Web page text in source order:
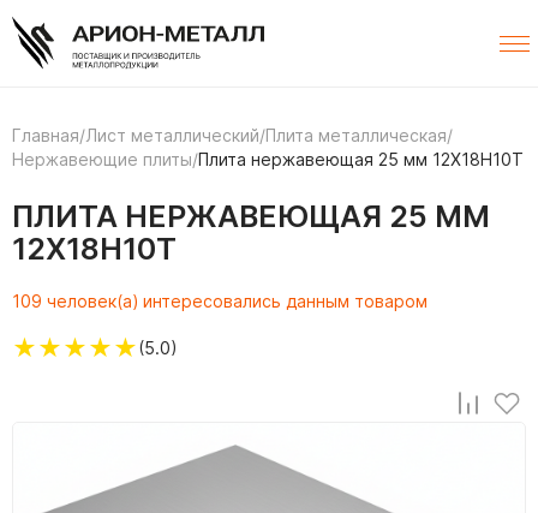
Главная/Лист металлический/Плита металлическая/
Нержавеющие плиты/Плита нержавеющая 25 мм 12Х18Н10Т
ПЛИТА НЕРЖАВЕЮЩАЯ 25 ММ
12Х18Н10Т
109 человек(а) интересовались данным товаром
★★★★★(5.0)